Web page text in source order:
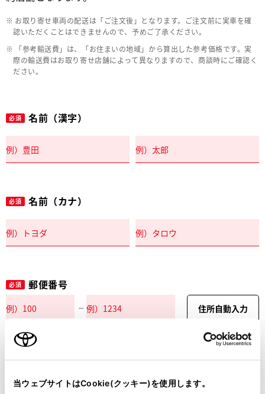
当ウェブサイトはCookie(クッキー)を使用します。
お取り寄せ車両の配送は「ご注文後」となります。ご注文前に実車を確
認いただくことはできませんので、予めご了承ください。
「参考輸送費」は、「お住まいの地域」から算出した参考価格です。実
際の輸送費はお取り寄せ店舗によって異なりますので、商談時にご確認く
ださい。
必須 名前（漢字）
必須 名前（カナ）
必須 郵便番号
住所自動入力
必須 都道府県